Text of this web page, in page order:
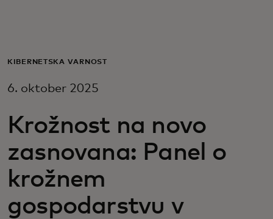
Za podjetja
Novice in trendi
KIBERNETSKA VARNOST
6. oktober 2025
Krožnost na novo
zasnovana: Panel o
krožnem
gospodarstvu v